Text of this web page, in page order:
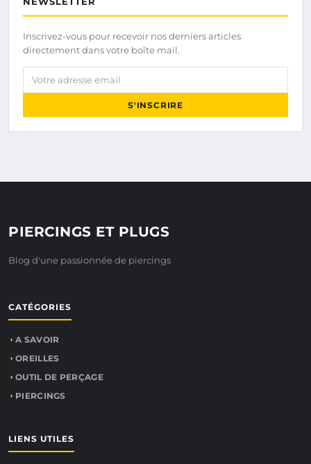
Inscrivez-vous pour recevoir nos derniers articles
directement dans votre boîte mail.
Votre adresse email
S'INSCRIRE
PIERCINGS ET PLUGS
Blog d'une passionnée de piercings
CATÉGORIES
A SAVOIR
OREILLES
OUTIL DE PERÇAGE
PIERCINGS
LIENS UTILES